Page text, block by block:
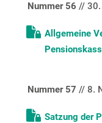
Nummer 56 // 30.
Allgemeine
Nummer 57 // 8.
Satzung der